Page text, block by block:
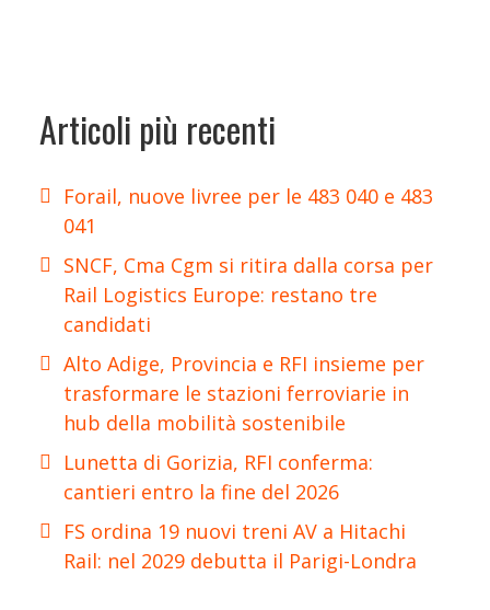
Articoli più recenti
Forail, nuove livree per le 483 040 e 483
041
SNCF, Cma Cgm si ritira dalla corsa per
Rail Logistics Europe: restano tre
candidati
Alto Adige, Provincia e RFI insieme per
trasformare le stazioni ferroviarie in
hub della mobilità sostenibile
Lunetta di Gorizia, RFI conferma:
cantieri entro la fine del 2026
FS ordina 19 nuovi treni AV a Hitachi
Rail: nel 2029 debutta il Parigi-Londra